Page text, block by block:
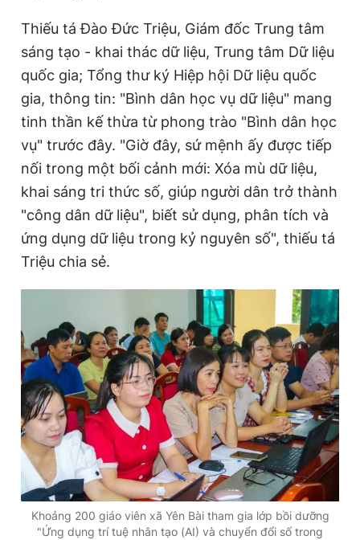
Theo dõi báo trên
Hotline
0906 645 777
Liên hệ quảng cáo
0908 780 404
RSS Tòa soạn Chính sách bảo
Tổng biên tập: Nguyễn Ngọc Toàn
Phó tổng biên tập thường trực: Hải Thành
Phó tổng biên tập: Lâm Hiếu Dũng
Phó tổng biên tập: Trần Việt Hưng
Tổng thư ký tòa soạn: Đức Trung
Giấy phép xuất bản số 110/GP - BTTTT cấp ngày 24.3.2020
© 2003-2026 Bản quyền thuộc về Báo Thanh Niên. Cấm sao
bản. Phát triển bởi ePi Technologies, JSC.
Thiếu tá Đào Đức Triệu, Giám đốc Trung tâm
sáng tạo - khai thác dữ liệu, Trung tâm Dữ liệu
quốc gia; Tổng thư ký Hiệp hội Dữ liệu quốc
gia, thông tin: "Bình dân học vụ dữ liệu" mang
tinh thần kế thừa từ phong trào "Bình dân học
vụ" trước đây. "Giờ đây, sứ mệnh ấy được tiếp
nối trong một bối cảnh mới: Xóa mù dữ liệu,
khai sáng tri thức số, giúp người dân trở thành
"công dân dữ liệu", biết sử dụng, phân tích và
ứng dụng dữ liệu trong kỷ nguyên số", thiếu tá
Triệu chia sẻ.
Khoảng 200 giáo viên xã Yên Bài tham gia lớp bồi dưỡng
"Ứng dụng trí tuệ nhân tạo (AI) và chuyển đổi số trong